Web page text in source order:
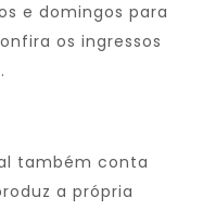
e domingos para
os ingressos
.
também conta
a própria